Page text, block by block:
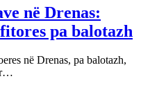
në Drenas:
pa balotazh
në Drenas, pa balotazh,